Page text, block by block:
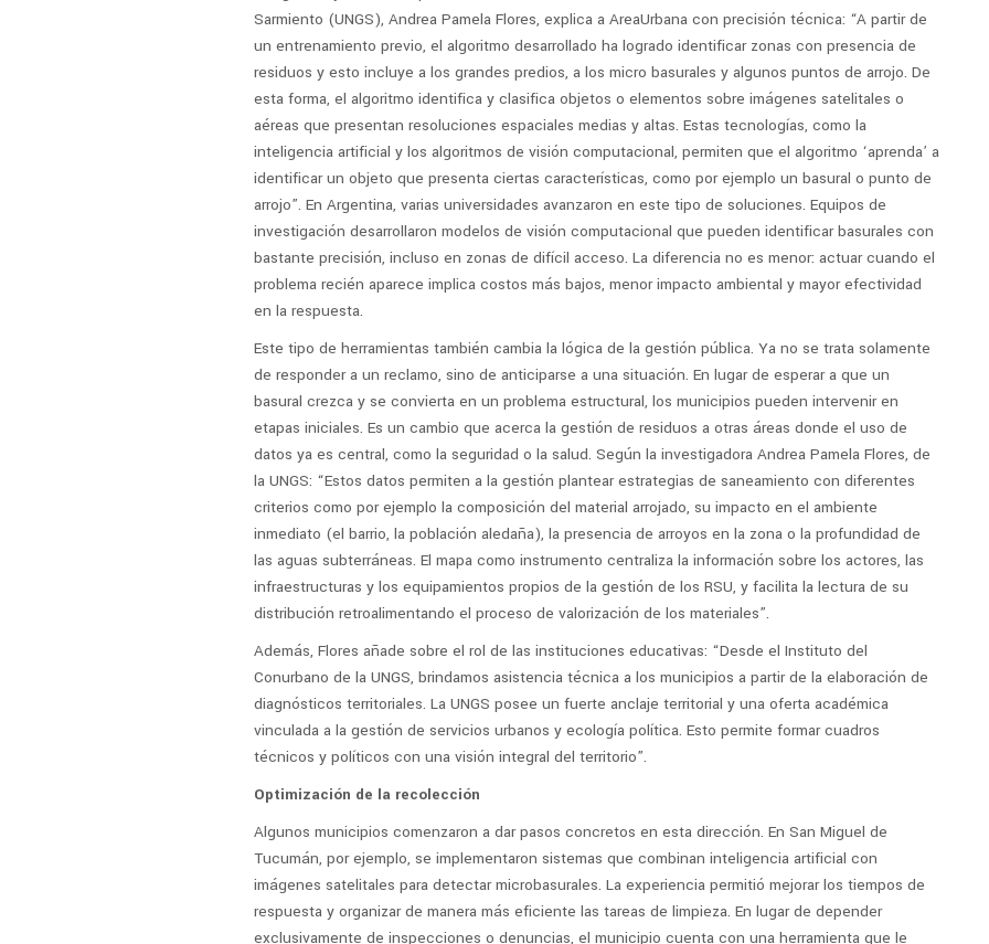
Sarmiento (UNGS), Andrea Pamela Flores, explica a AreaUrbana con precisión técnica: “A partir de
un entrenamiento previo, el algoritmo desarrollado ha logrado identificar zonas con presencia de
residuos y esto incluye a los grandes predios, a los micro basurales y algunos puntos de arrojo. De
esta forma, el algoritmo identifica y clasifica objetos o elementos sobre imágenes satelitales o
aéreas que presentan resoluciones espaciales medias y altas. Estas tecnologías, como la
inteligencia artificial y los algoritmos de visión computacional, permiten que el algoritmo ‘aprenda’ a
identificar un objeto que presenta ciertas características, como por ejemplo un basural o punto de
arrojo”. En Argentina, varias universidades avanzaron en este tipo de soluciones. Equipos de
investigación desarrollaron modelos de visión computacional que pueden identificar basurales con
bastante precisión, incluso en zonas de difícil acceso. La diferencia no es menor: actuar cuando el
problema recién aparece implica costos más bajos, menor impacto ambiental y mayor efectividad
en la respuesta.
Este tipo de herramientas también cambia la lógica de la gestión pública. Ya no se trata solamente
de responder a un reclamo, sino de anticiparse a una situación. En lugar de esperar a que un
basural crezca y se convierta en un problema estructural, los municipios pueden intervenir en
etapas iniciales. Es un cambio que acerca la gestión de residuos a otras áreas donde el uso de
datos ya es central, como la seguridad o la salud. Según la investigadora Andrea Pamela Flores, de
la UNGS: “Estos datos permiten a la gestión plantear estrategias de saneamiento con diferentes
criterios como por ejemplo la composición del material arrojado, su impacto en el ambiente
inmediato (el barrio, la población aledaña), la presencia de arroyos en la zona o la profundidad de
las aguas subterráneas. El mapa como instrumento centraliza la información sobre los actores, las
infraestructuras y los equipamientos propios de la gestión de los RSU, y facilita la lectura de su
distribución retroalimentando el proceso de valorización de los materiales”.
Además, Flores añade sobre el rol de las instituciones educativas: “Desde el Instituto del
Conurbano de la UNGS, brindamos asistencia técnica a los municipios a partir de la elaboración de
diagnósticos territoriales. La UNGS posee un fuerte anclaje territorial y una oferta académica
vinculada a la gestión de servicios urbanos y ecología política. Esto permite formar cuadros
técnicos y políticos con una visión integral del territorio”.
Optimización de la recolección
Algunos municipios comenzaron a dar pasos concretos en esta dirección. En San Miguel de
Tucumán, por ejemplo, se implementaron sistemas que combinan inteligencia artificial con
imágenes satelitales para detectar microbasurales. La experiencia permitió mejorar los tiempos de
respuesta y organizar de manera más eficiente las tareas de limpieza. En lugar de depender
exclusivamente de inspecciones o denuncias, el municipio cuenta con una herramienta que le